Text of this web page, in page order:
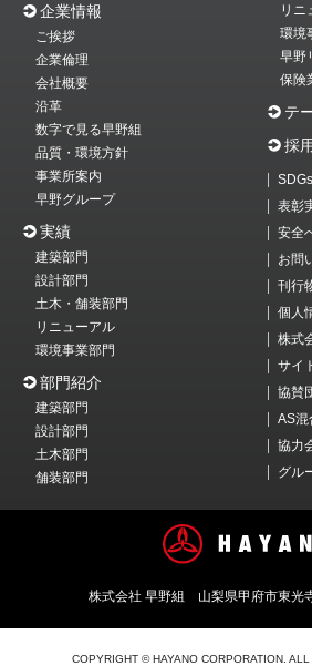
企業情報
ご挨拶
企業倫理
会社概要
沿革
数字で見る早野組
品質・環境方針
事業所案内
早野グループ
実績
建築部門
設計部門
土木・舗装部門
リニューアル
環境事業部門
部門紹介
建築部門
設計部門
土木部門
舗装部門
リニ
環境
早野
保険
テ
採
表彰
安全
お問
刊行
個人
株式
サイ
協賛
AS混
協力
グル
株式会社 早野組 山梨県甲府市東光
COPYRIGHT © HAYANO CORPORATION.